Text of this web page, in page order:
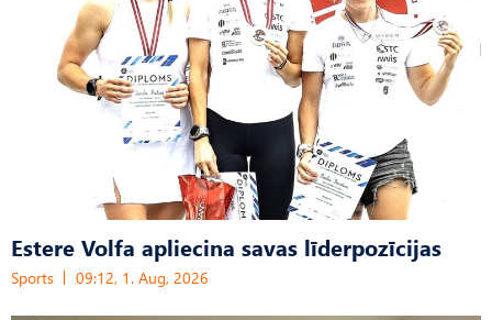
Estere Volfa apliecina savas līderpozīcijas
Sports 09:12, 1. Aug, 2026